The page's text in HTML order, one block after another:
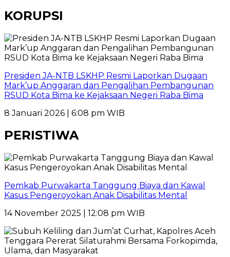
KORUPSI
Presiden JA-NTB LSKHP Resmi Laporkan Dugaan
Mark’up Anggaran dan Pengalihan Pembangunan
RSUD Kota Bima ke Kejaksaan Negeri Raba Bima
8 Januari 2026 | 6:08 pm WIB
PERISTIWA
Pemkab Purwakarta Tanggung Biaya dan Kawal
Kasus Pengeroyokan Anak Disabilitas Mental
14 November 2025 | 12:08 pm WIB